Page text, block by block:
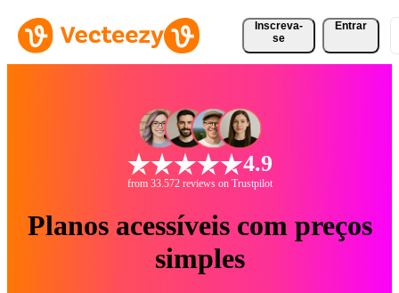
Inscreva-
se
Entrar
4.9
from 33.572 reviews on Trustpilot
Planos acessíveis com preços
simples